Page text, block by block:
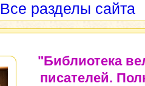
Все разделы сайта
"Библиотека
писателей.